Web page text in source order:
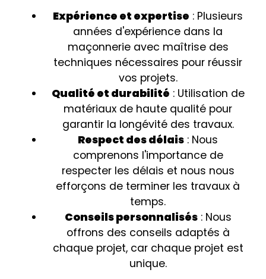
Expérience et expertise : Plusieurs
années d'expérience dans la
maçonnerie avec maîtrise des
techniques nécessaires pour réussir
vos projets.
Qualité et durabilité : Utilisation de
matériaux de haute qualité pour
garantir la longévité des travaux.
Respect des délais : Nous
comprenons l'importance de
respecter les délais et nous nous
efforçons de terminer les travaux à
temps.
Conseils personnalisés: Nous
offrons des conseils adaptés à
chaque projet, car chaque projet est
unique.